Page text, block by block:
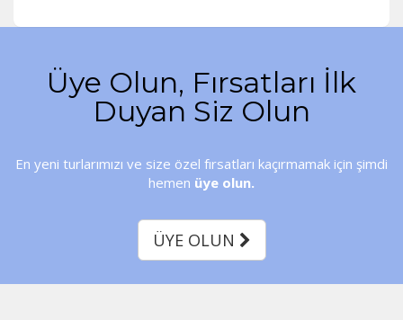
Üye Olun, Fırsatları İlk
Duyan Siz Olun
En yeni turlarımızı ve size özel fırsatları kaçırmamak için şimdi
hemen üye olun.
ÜYE OLUN